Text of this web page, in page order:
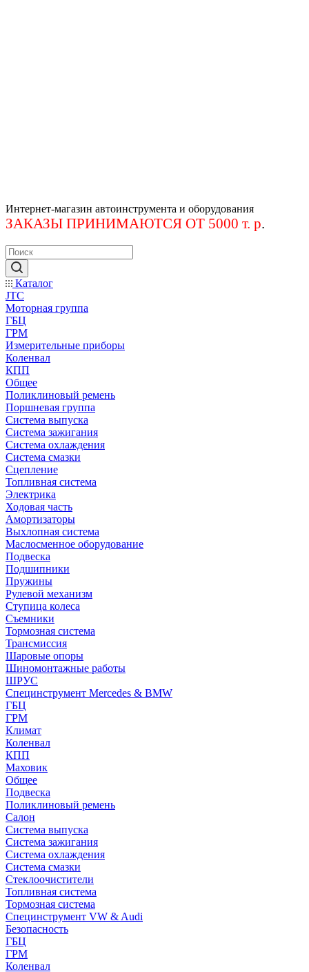
Интернет-магазин автоинструмента и оборудования
ЗАКАЗЫ ПРИНИМАЮТСЯ ОТ 5000 т. р.
Каталог
JTC
Моторная группа
ГБЦ
ГРМ
Измерительные приборы
Коленвал
КПП
Общее
Поликлиновый ремень
Поршневая группа
Система выпуска
Система зажигания
Система охлаждения
Система смазки
Сцепление
Топливная система
Электрика
Ходовая часть
Амортизаторы
Выхлопная система
Маслосменное оборудование
Подвеска
Подшипники
Пружины
Рулевой механизм
Ступица колеса
Съемники
Тормозная система
Трансмиссия
Шаровые опоры
Шиномонтажные работы
ШРУС
Специнструмент Mercedes & BMW
ГБЦ
ГРМ
Климат
Коленвал
КПП
Маховик
Общее
Подвеска
Поликлиновый ремень
Салон
Система выпуска
Система зажигания
Система охлаждения
Система смазки
Стеклоочистители
Топливная система
Тормозная система
Специнструмент VW & Audi
Безопасность
ГБЦ
ГРМ
Коленвал